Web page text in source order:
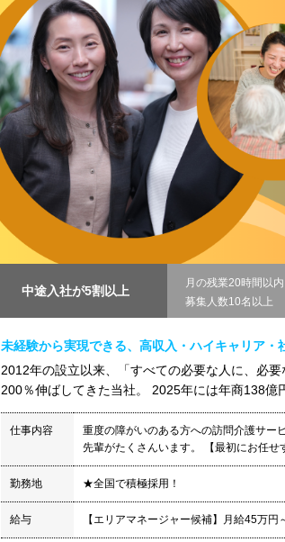
中途入社が5割以上
月の残業20時間以内
募集人数10名以上
未経験から実現できる、高収入・ハイキャリア・
2012年の設立以来、「すべての必要な人に、必
200％伸ばしてきた当社。 2025年には年商138億
仕事内容
重度の障がいのある方への訪問介護サー
先輩がたくさんいます。 【最初にお任
勤務地 ★全国で積極採用！
給与 【エリアマネージャー候補】月給45万